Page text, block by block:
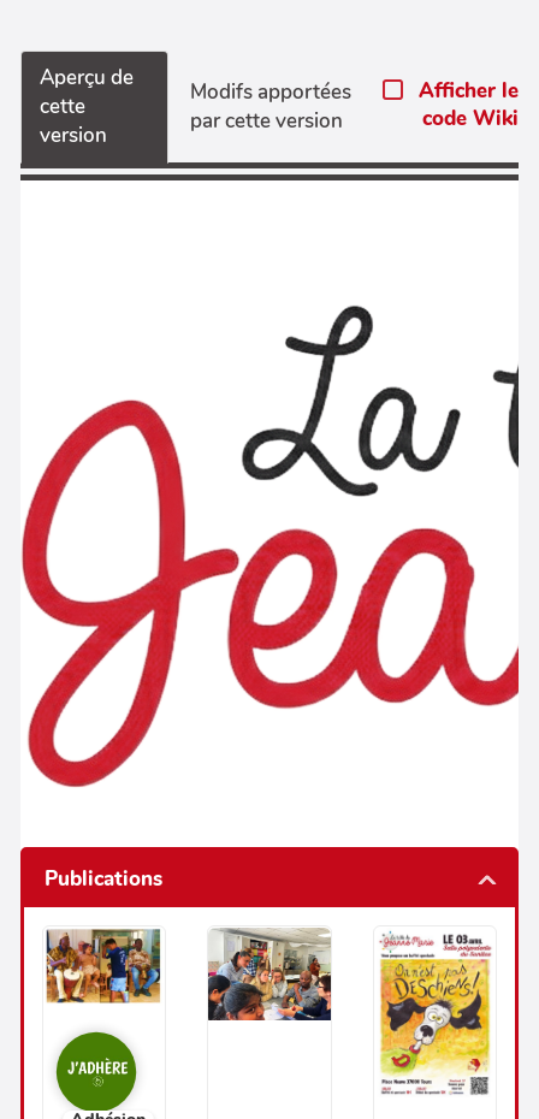
Aperçu de
cette
version
Modifs apportées
par cette version
Afficher le
code Wiki